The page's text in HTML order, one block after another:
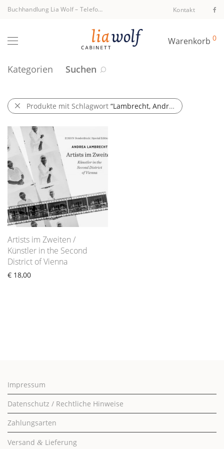
Buchhandlung Lia Wolf– Telefon +43 1 512 40 94 Kontakt
Warenkorb 0
Kategorien Suchen
Produkte mit Schlagwort “Lambrecht, Andrea”
Artists im Zweiten /
Künstler in the Second
District of Vienna
€ 18,00
Impressum
Datenschutz / Rechtliche Hinweise
Zahlungsarten
Versand & Lieferung